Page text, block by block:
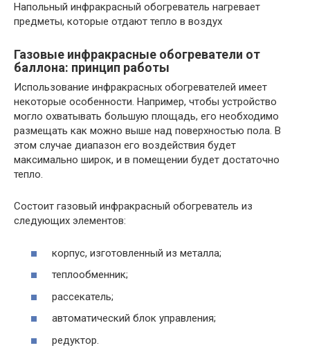
Напольный инфракрасный обогреватель нагревает
предметы, которые отдают тепло в воздух
Газовые инфракрасные обогреватели от
баллона: принцип работы
Использование инфракрасных обогревателей имеет
некоторые особенности. Например, чтобы устройство
могло охватывать большую площадь, его необходимо
размещать как можно выше над поверхностью пола. В
этом случае диапазон его воздействия будет
максимально широк, и в помещении будет достаточно
тепло.
Состоит газовый инфракрасный обогреватель из
следующих элементов:
корпус, изготовленный из металла;
теплообменник;
рассекатель;
автоматический блок управления;
редуктор.